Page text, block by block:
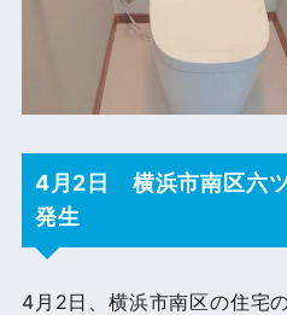
4月2日 横浜市南区六
発生
4月2日、横浜市南区の住宅